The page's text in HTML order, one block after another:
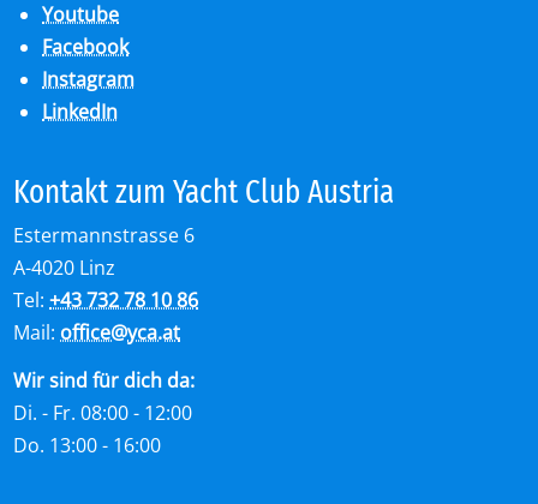
Youtube
Facebook
Instagram
LinkedIn
Kon­takt zum Yacht Club Aus­tria
Estermannstrasse 6
A-4020 Linz
Tel:+43 732 78 10 86
Mail: office@yca.at
Wir sind für dich da:
Di. - Fr. 08:00 - 12:00
Do. 13:00 - 16:00